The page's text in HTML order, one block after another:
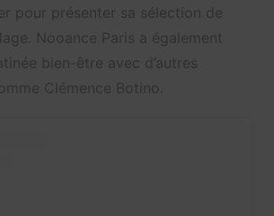
pour présenter sa sélection de
Nooance Paris a également
bien-être avec d’autres
Clémence Botino.